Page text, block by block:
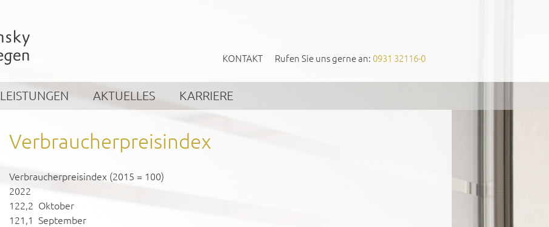
Rufen Sie uns gerne an: 0931 32116-0
KONTAKT
LEISTUNGEN AKTUELLES KARRIERE
Verbraucherpreisindex
Verbraucherpreisindex (2015 = 100)
2022
122,2 Oktober
121,1 September